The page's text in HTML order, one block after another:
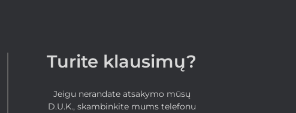
Turite klausimų?
Jeigu nerandate atsakymo mūsų
D.U.K., skambinkite mums telefonu